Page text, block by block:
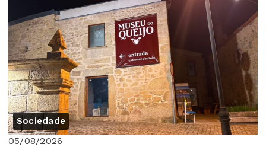
Sociedade
05/08/2026